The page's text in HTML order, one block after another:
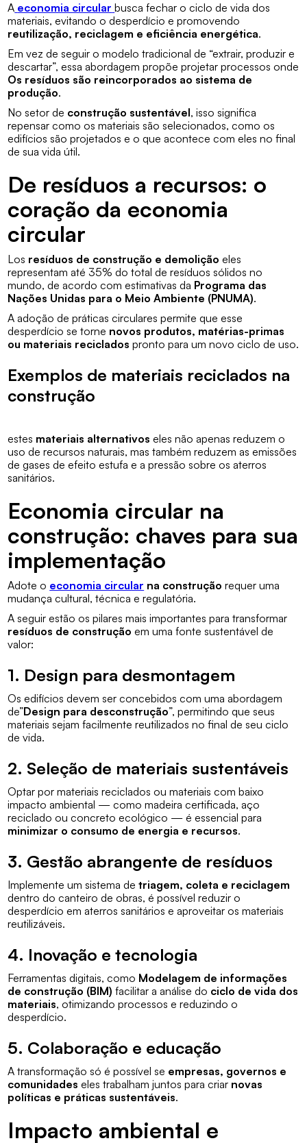
A economia circular busca fechar o ciclo de vida dos
materiais, evitando o desperdício e promovendo
reutilização, reciclagem e eficiência energética.
Em vez de seguir o modelo tradicional de “extrair, produzir e
descartar”, essa abordagem propõe projetar processos onde
Os resíduos são reincorporados ao sistema de
produção.
No setor de construção sustentável, isso significa
repensar como os materiais são selecionados, como os
edifícios são projetados e o que acontece com eles no final
de sua vida útil.
De resíduos a recursos: o
coração da economia
circular
Los resíduos de construção e demolição eles
representam até 35% do total de resíduos sólidos no
mundo, de acordo com estimativas da Programa das
Nações Unidas para o Meio Ambiente (PNUMA).
A adoção de práticas circulares permite que esse
desperdício se torne novos produtos, matérias-primas
ou materiais reciclados pronto para um novo ciclo de uso.
Exemplos de materiais reciclados na
construção
estes materiais alternativos eles não apenas reduzem o
uso de recursos naturais, mas também reduzem as emissões
de gases de efeito estufa e a pressão sobre os aterros
sanitários.
Economia circular na
construção: chaves para sua
implementação
Adote o economia circular na construção requer uma
mudança cultural, técnica e regulatória.
A seguir estão os pilares mais importantes para transformar
resíduos de construção em uma fonte sustentável de
valor:
1. Design para desmontagem
Os edifícios devem ser concebidos com uma abordagem
de”Design para desconstrução”, permitindo que seus
materiais sejam facilmente reutilizados no final de seu ciclo
de vida.
2. Seleção de materiais sustentáveis
Optar por materiais reciclados ou materiais com baixo
impacto ambiental — como madeira certificada, aço
reciclado ou concreto ecológico — é essencial para
minimizar o consumo de energia e recursos.
3. Gestão abrangente de resíduos
Implemente um sistema detriagem, coleta e reciclagem
dentro do canteiro de obras, é possível reduzir o
desperdício em aterros sanitários e aproveitar os materiais
reutilizáveis.
4. Inovação e tecnologia
Ferramentas digitais, como Modelagem de informações
de construção (BIM) facilitar a análise do ciclo de vida dos
materiais, otimizando processos e reduzindo o
desperdício.
5. Colaboração e educação
A transformação só é possível se empresas, governos e
comunidades eles trabalham juntos para criar novas
políticas e práticas sustentáveis.
Impacto ambiental e